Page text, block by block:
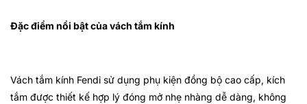
Đặc điểm nổi bật của vách tắm kính
Vách tắm kính Fendi sử dụng phụ kiện đồng bộ cao cấp, kích
tắm được thiết kế hợp lý đóng mở nhẹ nhàng dễ dàng, không